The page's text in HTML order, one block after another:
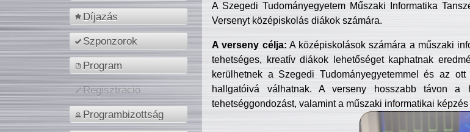
Díjazás
Szponzorok
Program
Regisztráció
Programbizottság
A Szegedi Tudományegyetem Műszaki Informatika
Versenyt középiskolás diákok számára.
A verseny célja: A középiskolások számára a műszaki
tehetséges, kreatív diákok lehetőséget kaphatnak
kerülhetnek a Szegedi Tudományegyetemmel és az
hallgatóivá válhatnak. A verseny hosszabb távon a
tehetséggondozást, valamint a műszaki informatikai